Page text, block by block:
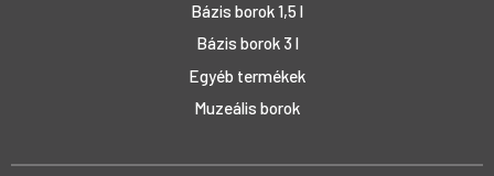
Bázis borok 1,5 l
Bázis borok 3 l
Egyéb termékek
Muzeális borok